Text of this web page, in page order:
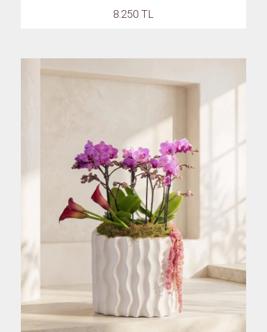
8.250 TL